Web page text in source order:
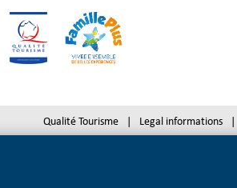
Qualité Tourisme Legal informations